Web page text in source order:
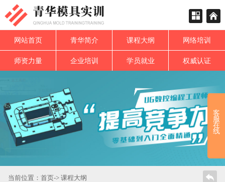
网站首页 青华简介 课程大纲 网络培训
师资力量 企业培训 学员就业 权威认证
当前位置： 首页-> 课程大纲
客
服
在
线